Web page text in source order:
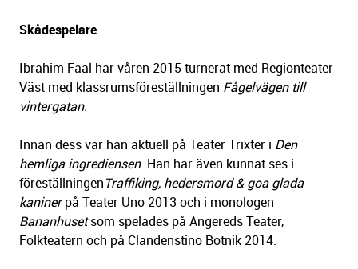
Skådespelare
Ibrahim Faal har våren 2015 turnerat med Regionteater
Väst med klassrumsföreställningen Fågelvägen till
vintergatan.
Innan dess var han aktuell på Teater Trixter i Den
hemliga ingrediensen. Han har även kunnat ses i
föreställningenTraffiking, hedersmord & goa glada
kaninerpå Teater Uno 2013 och i monologen
Bananhusetsom spelades på Angereds Teater,
Folkteatern och på Clandenstino Botnik 2014.